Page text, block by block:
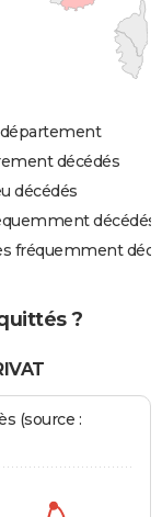
département
décédés
décédés
décédés
fréquemment
?
(source :